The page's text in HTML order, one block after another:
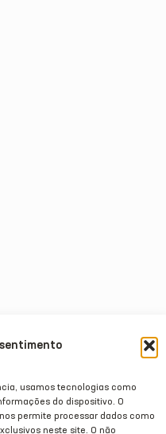
usamos tecnologias como
do dispositivo. O
permite processar dados como
neste site. O não